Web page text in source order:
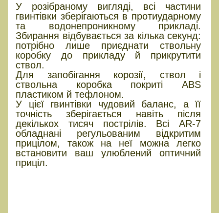
У розібраному вигляді, всі частини
гвинтівки зберігаються в протиударному
та водонепроникному прикладі.
Збирання відбувається за кілька секунд:
потрібно лише приєднати ствольну
коробку до прикладу й прикрутити
ствол.
Для запобігання корозії, ствол і
ствольна коробка покриті ABS
пластиком й тефлоном.
У цієї гвинтівки чудовий баланс, а її
точність зберігається навіть після
декількох тисяч пострілів. Всі AR-7
обладнані регульованим відкритим
прицілом, також на неї можна легко
встановити ваш улюблений оптичний
приціл.